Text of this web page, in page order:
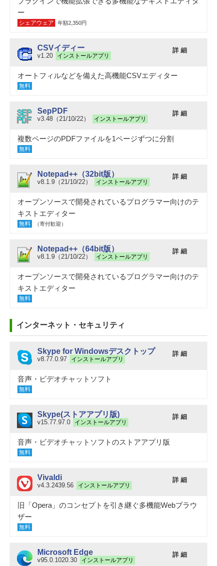
ー
シェアウェア 年額2,350円
CSVイディー
v1.20 インストールアプリ
詳 細
オートフィルなどを備えた高機能CSVエディター
無料
SepPDF
v3.48（21/10/22） インストールアプリ
詳 細
複数ページのPDFファイルを1ページずつに分割
無料
Notepad++（32bit版）
v8.1.9（21/10/22） インストールアプリ
詳 細
オープンソースで開発されているプログラマー向けのテ
キストエディター
無料 （寄付歓迎）
Notepad++（64bit版）
v8.1.9（21/10/22） インストールアプリ
詳 細
オープンソースで開発されているプログラマー向けのテ
キストエディター
無料
インターネット・セキュリティ
Skype for Windowsデスクトップ
v8.77.0.97 インストールアプリ
詳 細
音声・ビデオチャットソフト
無料
Skype(ストアアプリ版)
v15.77.97.0 インストールアプリ
詳 細
音声・ビデオチャットソフトのストアアプリ版
無料
Vivaldi
v4.3.2439.56 インストールアプリ
詳 細
旧「Opera」のコンセプトを引き継ぐ多機能Webブラウ
ザー
無料
Microsoft Edge
v95.0.1020.30 インストールアプリ
詳 細